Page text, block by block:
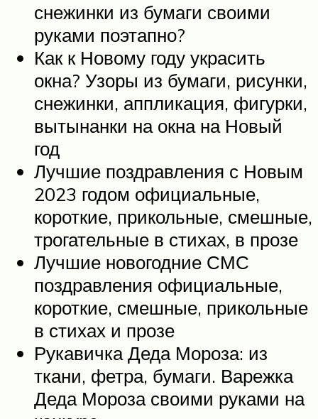
снежинки из бумаги своими
руками поэтапно?
Как к Новому году украсить
окна? Узоры из бумаги, рисунки,
снежинки, аппликация, фигурки,
вытынанки на окна на Новый
год
Лучшие поздравления с Новым
2023 годом официальные,
короткие, прикольные, смешные,
трогательные в стихах, в прозе
Лучшие новогодние СМС
поздравления официальные,
короткие, смешные, прикольные
в стихах и прозе
Рукавичка Деда Мороза: из
ткани, фетра, бумаги. Варежка
Деда Мороза своими руками на